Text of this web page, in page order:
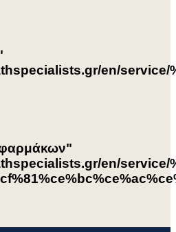
en/service/
en/service/